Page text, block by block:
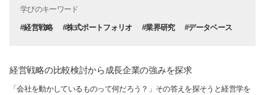
学びのキーワード
#経営戦略 #株式ポートフォリオ #業界研究 #データベース
経営戦略の比較検討から成長企業の強みを探求
「会社を動かしているものって何だろう？」その答えを探そうと経営学を